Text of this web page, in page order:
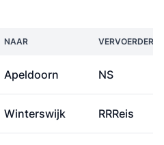
NAAR VERVOERDER
Apeldoorn NS
Winterswijk RRReis